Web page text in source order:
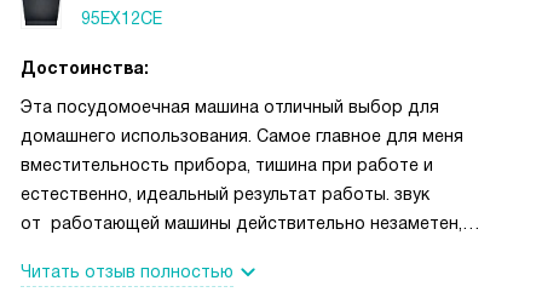
95EX12CE
Достоинства:
Эта посудомоечная машина отличный выбор для
домашнего использования. Самое главное для меня
вместительность прибора, тишина при работе и
естественно, идеальный результат работы. звук
от работающей машины действительно незаметен,
мойку на ночь. Действительно незаметен, можно
Читать отзыв полностью